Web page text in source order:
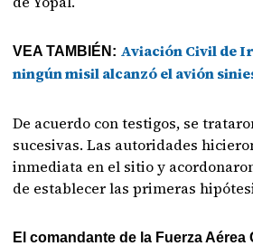
VEA TAMBIÉN: Aviación Civil de
ningún misil alcanzó el avión
De acuerdo con testigos, se
sucesivas. Las autoridades
inmediata en el sitio y
de establecer las primeras
El comandante de la Fuerza Aérea